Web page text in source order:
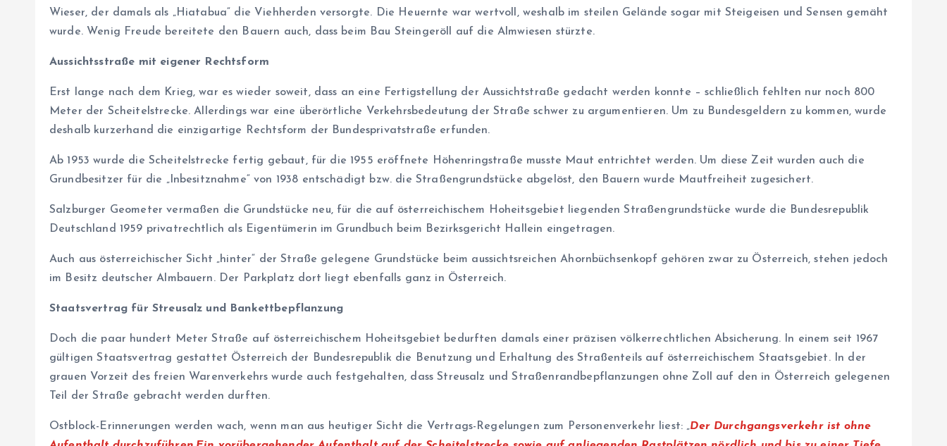
Wieser, der damals als „Hiatabua“ die Viehherden versorgte. Die Heuernte war wertvoll, weshalb im steilen Gelände sogar mit Steigeisen und Sensen gemäht
wurde. Wenig Freude bereitete den Bauern auch, dass beim Bau Steingeröll auf die Almwiesen stürzte.
Aussichtsstraße mit eigener Rechtsform
Erst lange nach dem Krieg, war es wieder soweit, dass an eine Fertigstellung der Aussichtstraße gedacht werden konnte – schließlich fehlten nur noch 800
Meter der Scheitelstrecke. Allerdings war eine überörtliche Verkehrsbedeutung der Straße schwer zu argumentieren. Um zu Bundesgeldern zu kommen, wurde
deshalb kurzerhand die einzigartige Rechtsform der Bundesprivatstraße erfunden.
Ab 1953 wurde die Scheitelstrecke fertig gebaut, für die 1955 eröffnete Höhenringstraße musste Maut entrichtet werden. Um diese Zeit wurden auch die
Grundbesitzer für die „Inbesitznahme“ von 1938 entschädigt bzw. die Straßengrundstücke abgelöst, den Bauern wurde Mautfreiheit zugesichert.
Salzburger Geometer vermaßen die Grundstücke neu, für die auf österreichischem Hoheitsgebiet liegenden Straßengrundstücke wurde die Bundesrepublik
Deutschland 1959 privatrechtlich als Eigentümerin im Grundbuch beim Bezirksgericht Hallein eingetragen.
Auch aus österreichischer Sicht „hinter“ der Straße gelegene Grundstücke beim aussichtsreichen Ahornbüchsenkopf gehören zwar zu Österreich, stehen jedoch
im Besitz deutscher Almbauern. Der Parkplatz dort liegt ebenfalls ganz in Österreich.
Staatsvertrag für Streusalz und Bankettbepflanzung
Doch die paar hundert Meter Straße auf österreichischem Hoheitsgebiet bedurften damals einer präzisen völkerrechtlichen Absicherung. In einem seit 1967
gültigen Staatsvertrag gestattet Österreich der Bundesrepublik die Benutzung und Erhaltung des Straßenteils auf österreichischem Staatsgebiet. In der
grauen Vorzeit des freien Warenverkehrs wurde auch festgehalten, dass Streusalz und Straßenrandbepflanzungen ohne Zoll auf den in Österreich gelegenen
Teil der Straße gebracht werden durften.
Ostblock-Erinnerungen werden wach, wenn man aus heutiger Sicht die Vertrags-Regelungen zum Personenverkehr liest: „Der Durchgangsverkehr ist ohne